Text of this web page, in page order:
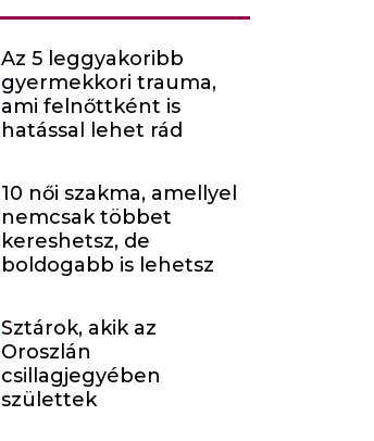
Az 5 leggyakoribb
gyermekkori trauma,
ami felnőttként is
hatással lehet rád
10 női szakma, amellyel
nemcsak többet
kereshetsz, de
boldogabb is lehetsz
Sztárok, akik az
Oroszlán
csillagjegyében
születtek